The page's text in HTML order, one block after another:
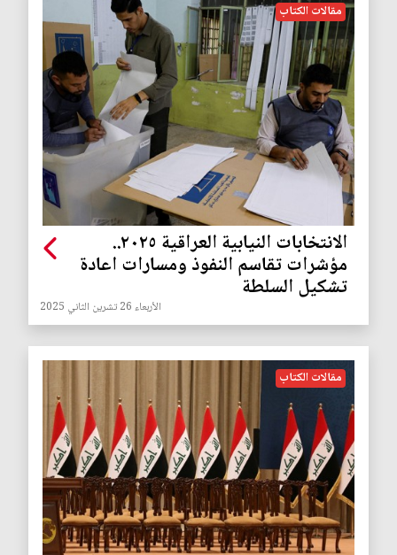
مقالات الكتاب
الانتخابات النيابية العراقية ٢٠٢٥..
مؤشرات تقاسم النفوذ ومسارات اعادة
تشكيل السلطة
الأربعاء 26 تشرين الثاني 2025
مقالات الكتاب